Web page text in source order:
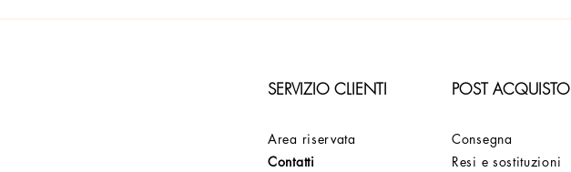
SERVIZIO CLIENTI POST ACQUISTO
Area riservata
Contatti
Consegna
Resi e sostituzioni